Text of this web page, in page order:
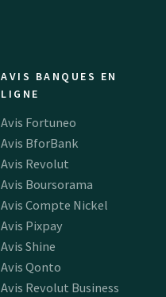
AVIS BANQUES EN
LIGNE
Avis Fortuneo
Avis BforBank
Avis Revolut
Avis Boursorama
Avis Compte Nickel
Avis Pixpay
Avis Shine
Avis Qonto
Avis Revolut Business